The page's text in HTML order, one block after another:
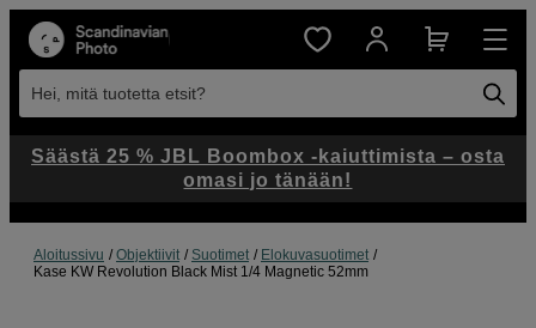
Hei, mitä tuotetta etsit?
Aloitussivu Objektiivit Suotimet
Elokuvasuotimet
Kase KW Revolution Black Mist 1/4 Magnetic 52mm
Säästä 25 % JBL Boombox -kaiuttimista – osta
omasi jo tänään!